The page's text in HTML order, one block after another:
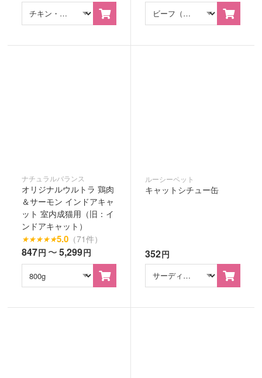
ナチュラルバランス
オリジナルウルトラ 鶏肉
＆サーモン インドアキャ
ット 室内成猫用（旧：イ
ンドアキャット）
★★★★★5.0 （71件）
847円 〜5,299円
ルーシーペット
キャットシチュー缶
352円